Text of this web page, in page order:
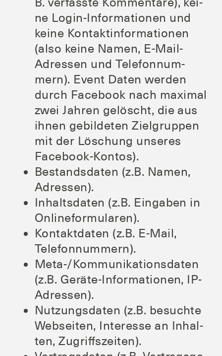
ne Log­in-Infor­ma­tio­nen und
kei­ne Kon­takt­in­for­ma­tio­nen
(also kei­ne Namen, E‑Mail-
Adres­sen und Tele­fon­num­
mern). Event Daten wer­den
durch Face­book nach maxi­mal
zwei Jah­ren gelöscht, die aus
ihnen gebil­de­ten Ziel­grup­pen
mit der Löschung unse­res
Facebook-Kontos).
Bestands­da­ten (z.B. Namen,
Adressen).
Inhalts­da­ten (z.B. Ein­ga­ben in
Onlineformularen).
Kon­takt­da­ten (z.B. E‑Mail,
Telefonnummern).
Meta-/Kom­mu­ni­ka­ti­ons­da­ten
(z.B. Gerä­te-Infor­ma­tio­nen, IP-
Adressen).
Nut­zungs­da­ten (z.B. besuch­te
Web­sei­ten, Inter­es­se an Inhal­
ten, Zugriffszeiten).